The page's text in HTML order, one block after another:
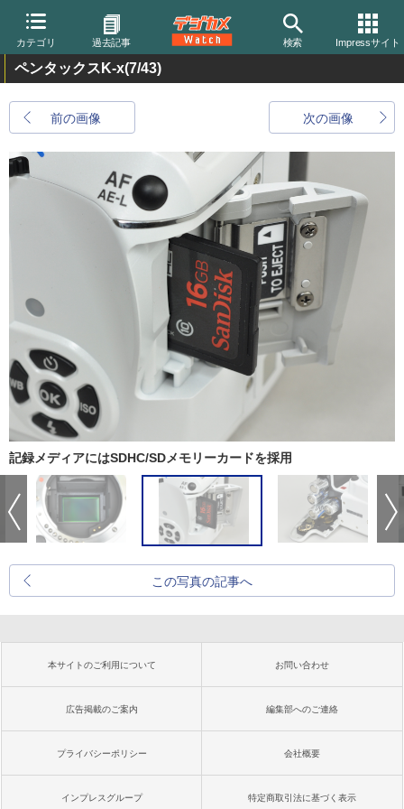
カテゴリ 過去記事 検索 Impressサイト
ペンタックスK-x(7/43)
前の画像 次の画像
記録メディアにはSDHC/SDメモリーカードを採用
この写真の記事へ
本サイトのご利用について お問い合わせ
広告掲載のご案内 編集部へのご連絡
プライバシーポリシー 会社概要
インプレスグループ 特定商取引法に基づく表示